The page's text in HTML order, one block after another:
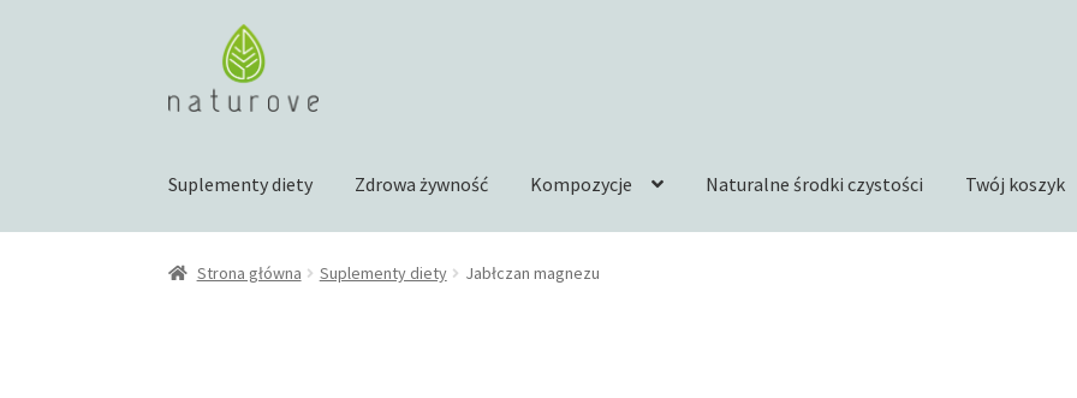
Przejdź
nawigacji
Przejdź
treści
Suplementy diety Zdrowa żywność Kompozycje Naturalne środki czystości Twój koszyk
Strona główna Suplementy diety Jabłczan magnezu